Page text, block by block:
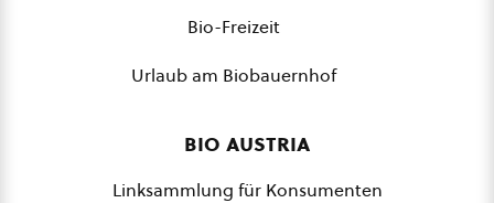
Bio-Freizeit
Urlaub am Biobauernhof
bio austria
Linksammlung für Konsumenten